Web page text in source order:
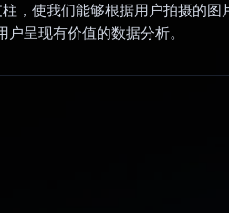
，使我们能够根据用户拍摄的图
呈现有价值的数据分析。